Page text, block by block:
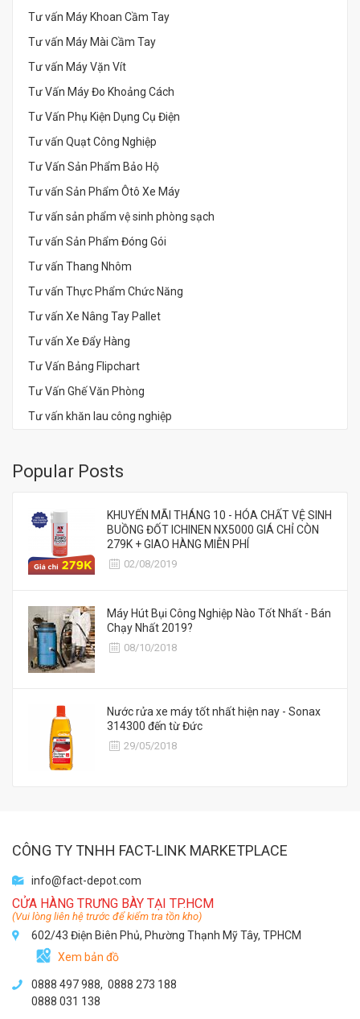
Tư vấn Máy Khoan Cầm Tay
Tư vấn Máy Mài Cầm Tay
Tư vấn Máy Vặn Vít
Tư Vấn Máy Đo Khoảng Cách
Tư Vấn Phụ Kiện Dụng Cụ Điện
Tư vấn Quạt Công Nghiệp
Tư Vấn Sản Phẩm Bảo Hộ
Tư vấn Sản Phẩm Ôtô Xe Máy
Tư vấn sản phẩm vệ sinh phòng sạch
Tư vấn Sản Phẩm Đóng Gói
Tư vấn Thang Nhôm
Tư vấn Thực Phẩm Chức Năng
Tư vấn Xe Nâng Tay Pallet
Tư vấn Xe Đẩy Hàng
Tư Vấn Bảng Flipchart
Tư Vấn Ghế Văn Phòng
Tư vấn khăn lau công nghiệp
Popular Posts
KHUYẾN MÃI THÁNG 10 - HÓA CHẤT VỆ SINH
BUỒNG ĐỐT ICHINEN NX5000 GIÁ CHỈ CÒN
279K + GIAO HÀNG MIỄN PHÍ
02/08/2019
Máy Hút Bụi Công Nghiệp Nào Tốt Nhất - Bán
Chạy Nhất 2019?
08/10/2018
Nước rửa xe máy tốt nhất hiện nay - Sonax
314300 đến từ Đức
29/05/2018
CÔNG TY TNHH FACT-LINK MARKETPLACE
info@fact-depot.com
CỬA HÀNG TRƯNG BÀY TẠI TP.HCM
(Vui lòng liên hệ trước để kiểm tra tồn kho)
602/43 Điện Biên Phủ, Phường Thạnh Mỹ Tây, TPHCM
Xem bản đồ
0888 497 988, 0888 273 188
0888 031 138